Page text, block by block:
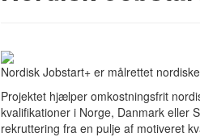
Nordisk Jobstart+ er målrettet
Projektet hjælper omkostningsfrit
kvalifikationer i Norge, Danmark eller
rekruttering fra en pulje af motiveret